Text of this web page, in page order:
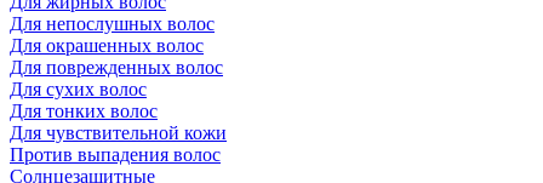
Для непослушных волос
Для окрашенных волос
Для поврежденных волос
Для сухих волос
Для тонких волос
Для чувствительной кожи
Против выпадения волос
Солнцезащитные